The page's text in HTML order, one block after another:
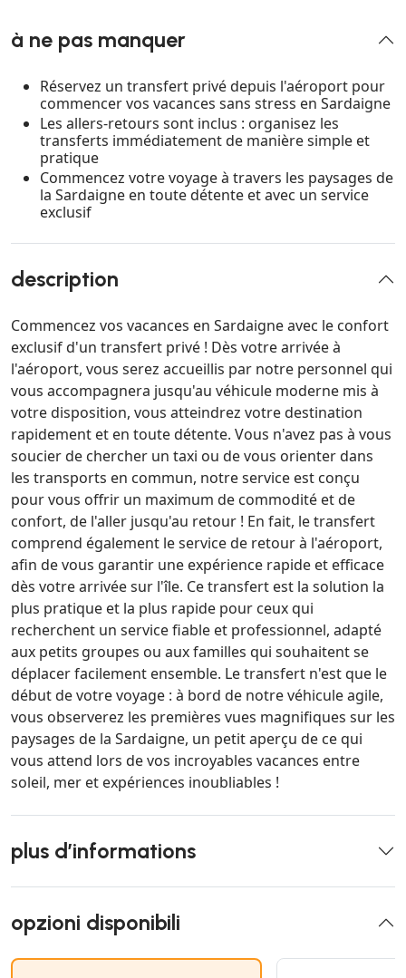
à ne pas manquer
Réservez un transfert privé depuis l'aéroport pour
commencer vos vacances sans stress en Sardaigne
Les allers-retours sont inclus : organisez les
transferts immédiatement de manière simple et
pratique
Commencez votre voyage à travers les paysages de
la Sardaigne en toute détente et avec un service
exclusif
description
Commencez vos vacances en Sardaigne avec le confort
exclusif d'un transfert privé ! Dès votre arrivée à
l'aéroport, vous serez accueillis par notre personnel qui
vous accompagnera jusqu'au véhicule moderne mis à
votre disposition, vous atteindrez votre destination
rapidement et en toute détente. Vous n'avez pas à vous
soucier de chercher un taxi ou de vous orienter dans
les transports en commun, notre service est conçu
pour vous offrir un maximum de commodité et de
confort, de l'aller jusqu'au retour ! En fait, le transfert
comprend également le service de retour à l'aéroport,
afin de vous garantir une expérience rapide et efficace
dès votre arrivée sur l'île. Ce transfert est la solution la
plus pratique et la plus rapide pour ceux qui
recherchent un service fiable et professionnel, adapté
aux petits groupes ou aux familles qui souhaitent se
déplacer facilement ensemble. Le transfert n'est que le
début de votre voyage : à bord de notre véhicule agile,
vous observerez les premières vues magnifiques sur les
paysages de la Sardaigne, un petit aperçu de ce qui
vous attend lors de vos incroyables vacances entre
soleil, mer et expériences inoubliables !
plus d’informations
opzioni disponibili